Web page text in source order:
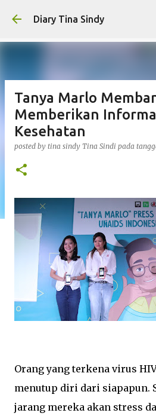
Langsung ke
Diary Tina Sindy
Tanya Marlo
Memberikan
Kesehatan
posted by tina sindy Tina Sindi pada
Orang yang terkena virus
menutup diri dari siapapun.
jarang mereka akan stress